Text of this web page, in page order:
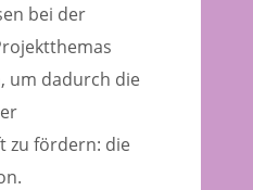
bei der
um dadurch die
zu fördern: die